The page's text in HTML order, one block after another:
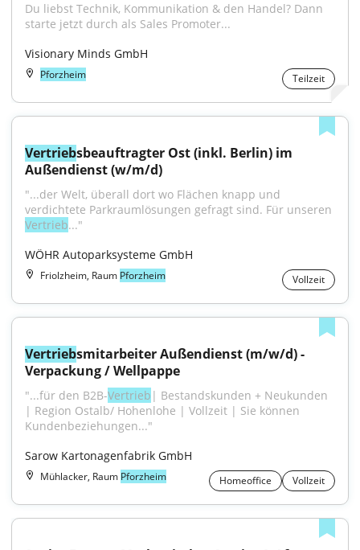
Du liebst Technik, Kommunikation & den Handel? Dann
starte jetzt durch als Sales Promoter...
Visionary Minds GmbH
Pforzheim Teilzeit
Vertriebsbeauftragter Ost (inkl. Berlin) im
Außendienst (w/m/d)
"...der Welt, überall dort wo Flächen knapp und
Vertrieb..."
WÖHR Autoparksysteme GmbH
Friolzheim, Raum Pforzheim Vollzeit
Vertriebsmitarbeiter Außendienst (m/w/d) -
Verpackung / Wellpappe
"...für den B2B-Vertrieb | Bestandskunden + Neukunden
| Region Ostalb/ Hohenlohe | Vollzeit | Sie können
Kundenbeziehungen..."
Sarow Kartonagenfabrik GmbH
Mühlacker, Raum Pforzheim Homeoffice Vollzeit